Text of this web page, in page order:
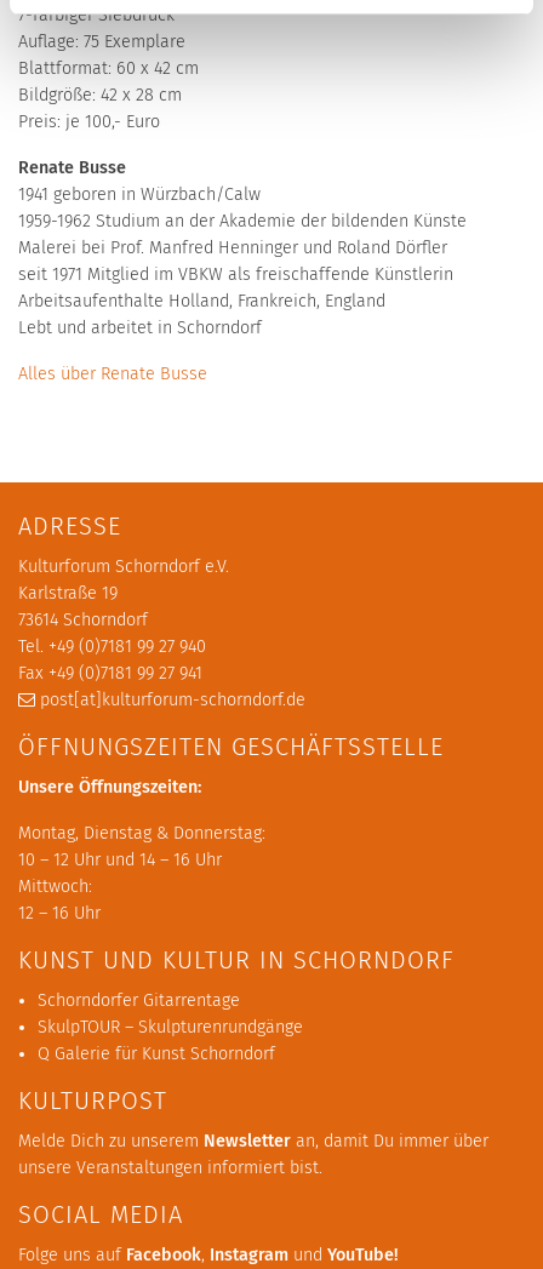
7-farbiger Siebdruck
Auflage: 75 Exemplare
Blattformat: 60 x 42 cm
Bildgröße: 42 x 28 cm
Preis: je 100,- Euro
Renate Busse
1941 geboren in Würzbach/Calw
1959-1962 Studium an der Akademie der bildenden Künste
Malerei bei Prof. Manfred Henninger und Roland Dörfler
seit 1971 Mitglied im VBKW als freischaffende Künstlerin
Arbeitsaufenthalte Holland, Frankreich, England
Lebt und arbeitet in Schorndorf
Alles über Renate Busse
ADRESSE
Kulturforum Schorndorf e.V.
Karlstraße 19
73614 Schorndorf
Tel. +49 (0)7181 99 27 940
Fax +49 (0)7181 99 27 941
post[at]kulturforum-schorndorf.de
ÖFFNUNGSZEITEN GESCHÄFTSSTELLE
Unsere Öffnungszeiten:
Montag, Dienstag & Donnerstag:
10 – 12 Uhr und 14 – 16 Uhr
Mittwoch:
12 – 16 Uhr
KUNST UND KULTUR IN SCHORNDORF
Schorndorfer Gitarrentage
SkulpTOUR – Skulpturenrundgänge
Q Galerie für Kunst Schorndorf
KULTURPOST
Melde Dich zu unserem Newsletter an, damit Du immer über
unsere Veranstaltungen informiert bist.
SOCIAL MEDIA
Folge uns auf Facebook, Instagram und YouTube!